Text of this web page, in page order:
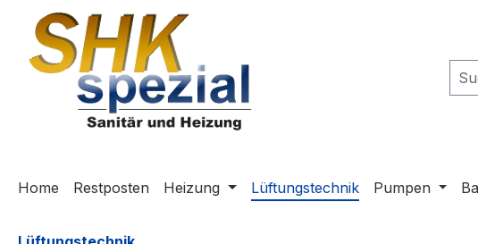
Hauptinhalt springen
Zur Suche springen
Zur Hauptnavigation springen
Home Restposten Heizung Lüftungstechnik Pumpen